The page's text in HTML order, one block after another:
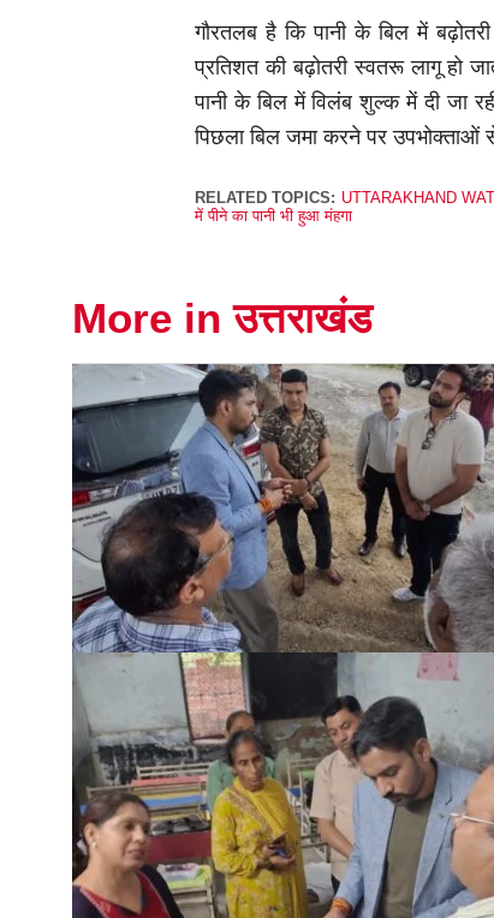
गौरतलब है कि पानी के बिल में
प्रतिशत की बढ़ोतरी स्वतरू लागू हो
पानी के बिल में विलंब शुल्क में दी जा
पिछला बिल जमा करने पर उपभोक्ताओं
RELATED TOPICS: UTTARAKHAND
में पीने का पानी भी हुआ मंहगा
More in उत्तराखंड